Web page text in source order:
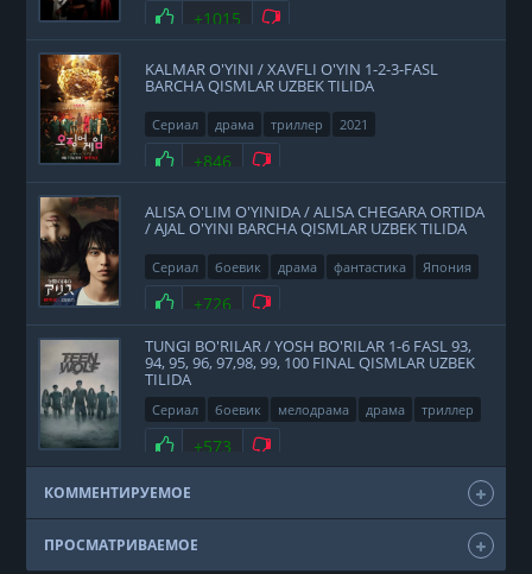
Нравится
+1015 Не нравится
KALMAR O'YINI / XAVFLI O'YIN 1-2-3-FASL
BARCHA QISMLAR UZBEK TILIDA
Сериал драма триллер 2021
Нравится
+846 Не нравится
ALISA O'LIM O'YINIDA / ALISA CHEGARA ORTIDA
/ AJAL O'YINI BARCHA QISMLAR UZBEK TILIDA
Сериал боевик драма фантастика
Япония
2020
Нравится
+726 Не нравится
TUNGI BO'RILAR / YOSH BO'RILAR 1-6 FASL 93,
94, 95, 96, 97,98, 99, 100 FINAL QISMLAR UZBEK
TILIDA
Сериал боевик мелодрама драма
триллер
фэнтези
США 2011
Нравится
+573 Не нравится
КОММЕНТИРУЕМОЕ
ПРОСМАТРИВАЕМОЕ